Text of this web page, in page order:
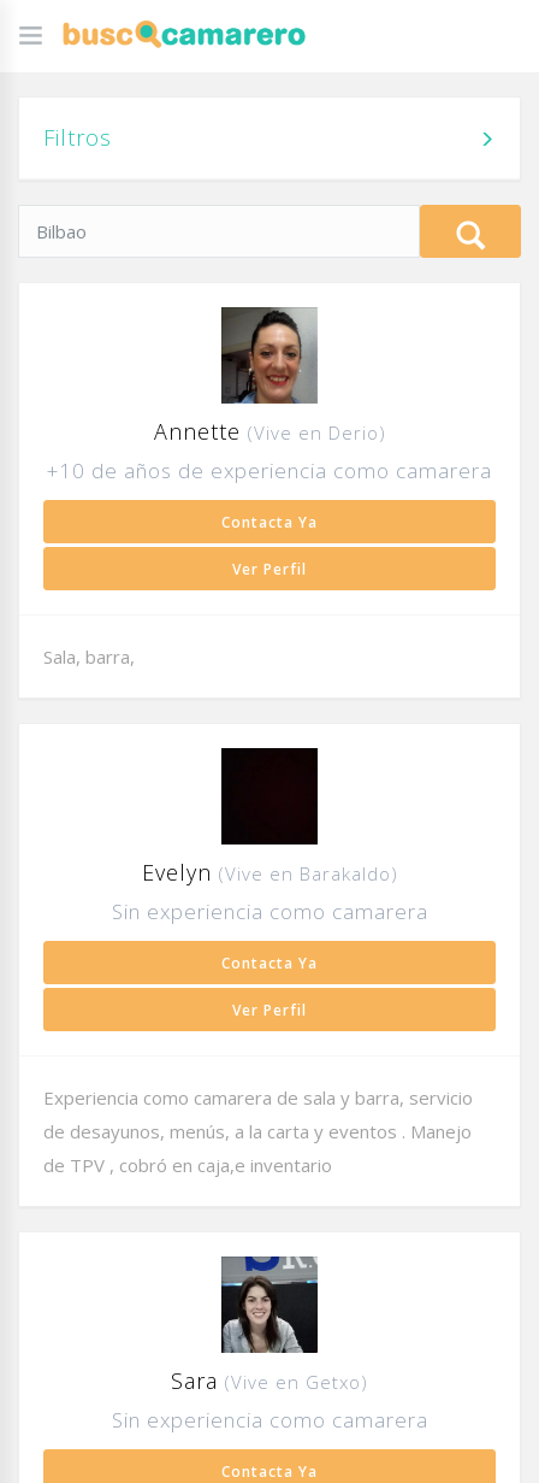
Filtros
Annette (Vive en Derio)
+10 de años de experiencia como camarera
Contacta Ya
Ver Perfil
Sala, barra,
Evelyn (Vive en Barakaldo)
Sin experiencia como camarera
Contacta Ya
Ver Perfil
Experiencia como camarera de sala y barra, servicio
de desayunos, menús, a la carta y eventos . Manejo
de TPV , cobró en caja,e inventario
Sara (Vive en Getxo)
Sin experiencia como camarera
Contacta Ya